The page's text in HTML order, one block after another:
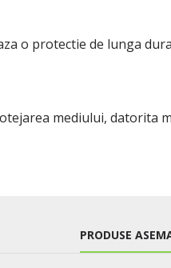
o protectie de lunga
mediului,
PRODUSE